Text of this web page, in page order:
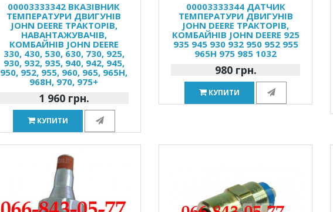
00003333342 ВКАЗІВНИК
ТЕМПЕРАТУРИ ДВИГУНІВ
JOHN DEERE ТРАКТОРІВ,
НАВАНТАЖУВАЧІВ,
КОМБАЙНІВ JOHN DEERE
330, 430, 530, 630, 730, 925,
930, 932, 935, 940, 942, 945,
950, 952, 955, 960, 965, 965H,
968H, 970, 975+
1 960 грн.
КУПИТИ
00003333344 ДАТЧИК
ТЕМПЕРАТУРИ ДВИГУНІВ
JOHN DEERE ТРАКТОРІВ,
КОМБАЙНІВ JOHN DEERE 925
935 945 930 932 950 952 955
965H 975 985 1032
980 грн.
КУПИТИ